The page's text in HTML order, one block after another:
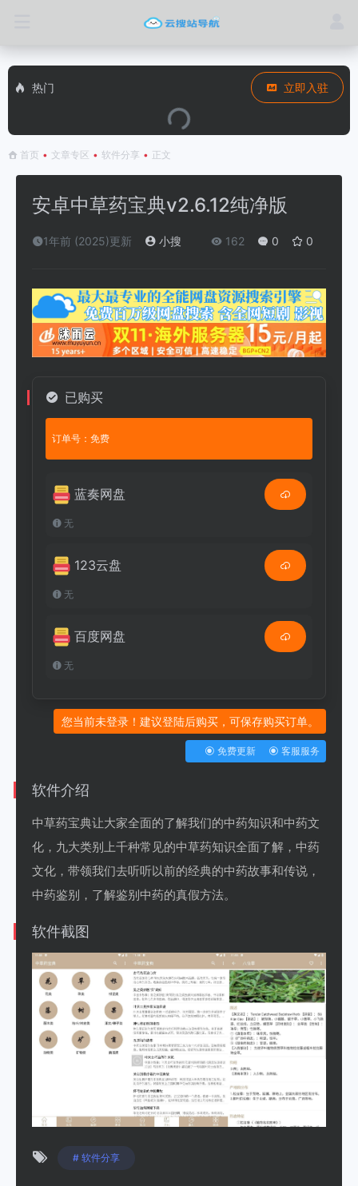
热门 立即入驻
首页 • 文章专区 • 软件分享 • 正文
安卓中草药宝典v2.6.12纯净版
1年前 (2025)更新 小搜 162 0 0
已购买
订单号：免费
蓝奏网盘
无
123云盘
无
百度网盘
无
您当前未登录！建议登陆后购买，可保存购买订单。
免费更新 客服服务
软件介绍
中草药宝典让大家全面的了解我们的中药知识和中药文
化，九大类别上千种常见的中草药知识全面了解，中药
文化，带领我们去听听以前的经典的中药故事和传说，
中药鉴别，了解鉴别中药的真假方法。
软件截图
# 软件分享